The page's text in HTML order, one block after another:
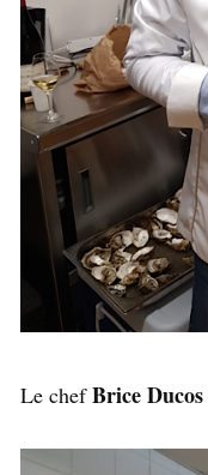
Le chefBrice Ducos